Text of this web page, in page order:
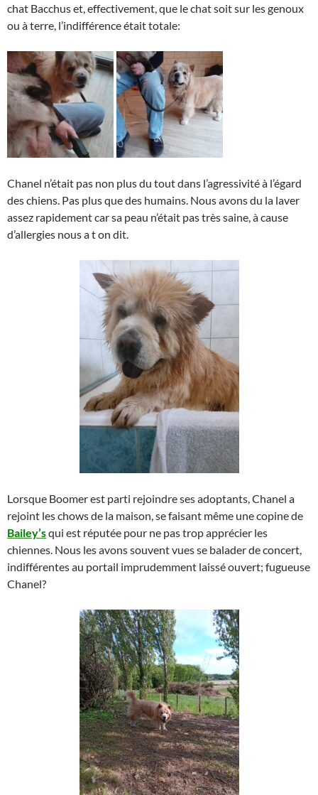
chat Bacchus et, effectivement, que le chat soit sur les genoux
ou à terre, l’indifférence était totale:
Chanel n’était pas non plus du tout dans l’agressivité à l’égard
des chiens. Pas plus que des humains. Nous avons du la laver
assez rapidement car sa peau n’était pas très saine, à cause
d’allergies nous a t on dit.
Lorsque Boomer est parti rejoindre ses adoptants, Chanel a
rejoint les chows de la maison, se faisant même une copine de
Bailey’squi est réputée pour ne pas trop apprécier les
chiennes. Nous les avons souvent vues se balader de concert,
indifférentes au portail imprudemment laissé ouvert; fugueuse
Chanel?